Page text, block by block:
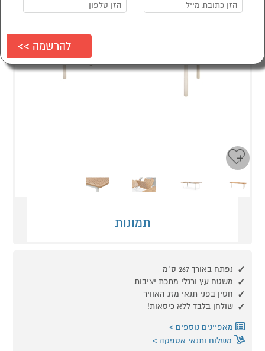
תמונות
נפתח באורך 267 ס"מ
משטח עץ ורגלי מתכת יציבות
חסין בפני תנאי מזג האוויר
שולחן בלבד ללא כיסאות!
מאפיינים נוספים
משלוח ותנאי אספקה